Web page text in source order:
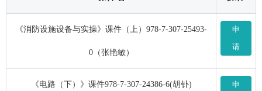
《消防设施设备与实操》课件（上）978-7-307-25493-
0（张艳敏）
申
请
《电路（下）》课件978-7-307-24386-6(胡钋)
申